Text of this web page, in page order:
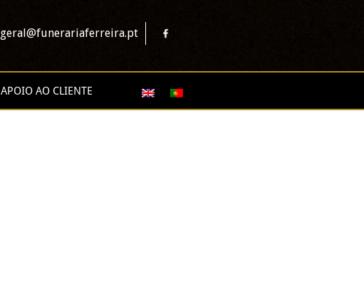
geral@funerariaferreira.pt
APOIO AO CLIENTE